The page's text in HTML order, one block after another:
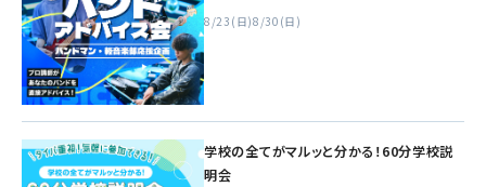
8/23(日)8/30(日)
学校の全てがマルッと分かる！60分学校説
明会